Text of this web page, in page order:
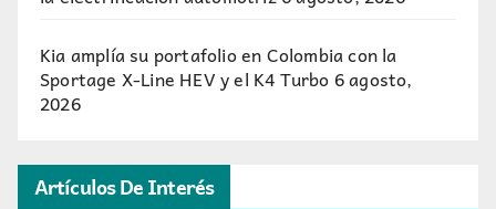
Kia amplía su portafolio en Colombia con la
Sportage X-Line HEV y el K4 Turbo6 agosto,
2026
Artículos De Interés